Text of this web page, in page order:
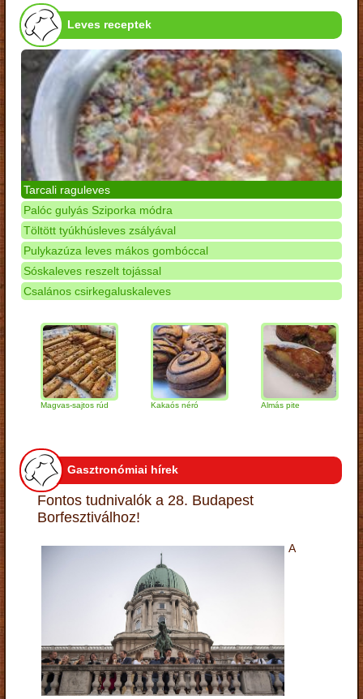
Leves receptek
Tarcali raguleves
Palóc gulyás Sziporka módra
Töltött tyúkhúsleves zsályával
Pulykazúza leves mákos gombóccal
Sóskaleves reszelt tojással
Csalános csirkegaluskaleves
Magvas-sajtos rúd Kakaós néró Almás pite
Gasztronómiai hírek
Fontos tudnivalók a 28. Budapest
Borfesztiválhoz!
A